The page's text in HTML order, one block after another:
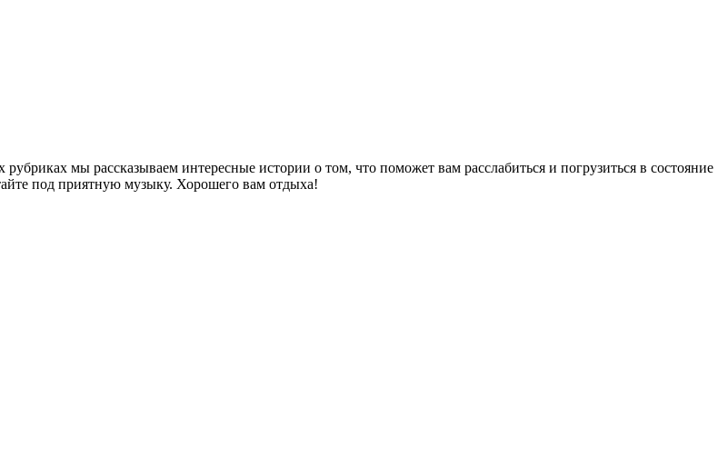
мы рассказываем интересные истории о том, что поможет вам расслабиться и погрузиться в состояние
под приятную музыку. Хорошего вам отдыха!